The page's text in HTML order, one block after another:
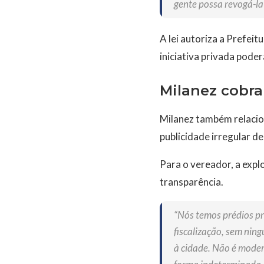
gente possa revogá-
A lei autoriza a
iniciativa privada
Milanez
Milanez também
publicidade irregular
Para o vereador, a
transparência.
“Nós temos prédios
fiscalização, sem
à cidade. Não é